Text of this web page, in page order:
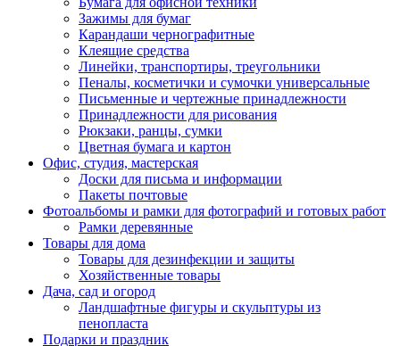
Зажимы для бумаг
Карандаши чернографитные
Клеящие средства
Линейки, транспортиры, треугольники
Пеналы, косметички и сумочки универсальные
Письменные и чертежные принадлежности
Принадлежности для рисования
Рюкзаки, ранцы, сумки
Цветная бумага и картон
Офис, студия, мастерская
Доски для письма и информации
Пакеты почтовые
Фотоальбомы и рамки для фотографий и готовых работ
Рамки деревянные
Товары для дома
Товары для дезинфекции и защиты
Хозяйственные товары
Дача, сад и огород
Ландшафтные фигуры и скульптуры из
пенопласта
Подарки и праздник